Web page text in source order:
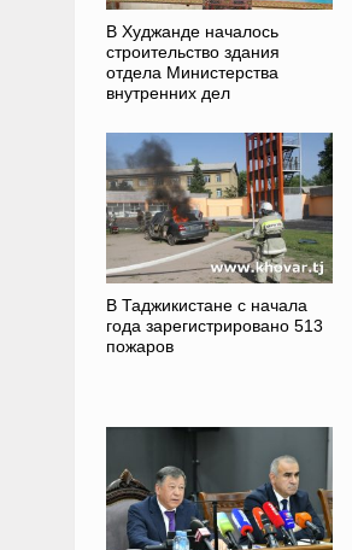
В Худжанде началось
строительство здания
отдела Министерства
внутренних дел
В Таджикистане с начала
года зарегистрировано 513
пожаров